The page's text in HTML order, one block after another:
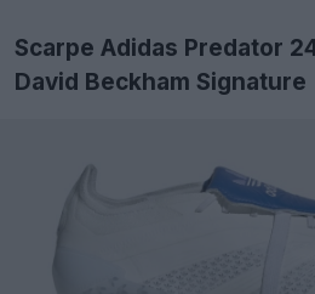
Scarpe Adidas Predator
David Beckham Signature